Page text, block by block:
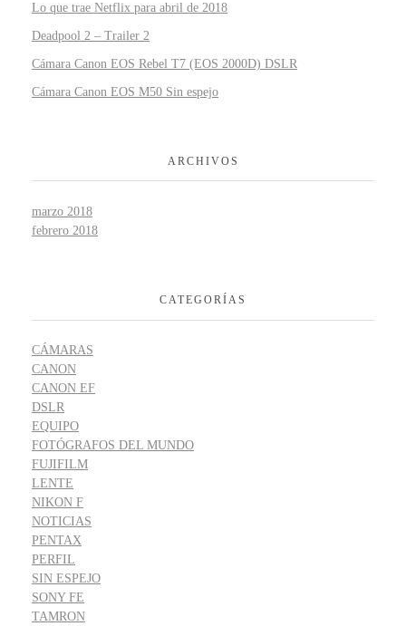
Lo que trae Netflix para abril de 2018
Deadpool 2 – Trailer 2
Cámara Canon EOS Rebel T7 (EOS 2000D) DSLR
Cámara Canon EOS M50 Sin espejo
ARCHIVOS
marzo 2018
febrero 2018
CATEGORÍAS
CÁMARAS
CANON
CANON EF
DSLR
EQUIPO
FOTÓGRAFOS DEL MUNDO
FUJIFILM
LENTE
NIKON F
NOTICIAS
PENTAX
PERFIL
SIN ESPEJO
SONY FE
TAMRON